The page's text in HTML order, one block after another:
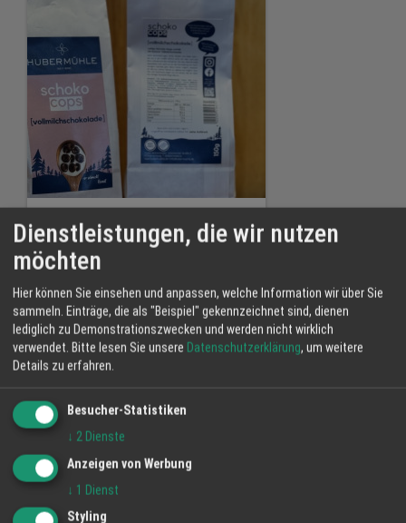
Schoko Cops. Mild und vollmundig.
Dienstleistungen, die wir nutzen
möchten
Hier können Sie einsehen und anpassen, welche Information wir über Sie
sammeln. Einträge, die als "Beispiel" gekennzeichnet sind, dienen
lediglich zu Demonstrationszwecken und werden nicht wirklich
verwendet. Bitte lesen Sie unsere Datenschutzerklärung, um weitere
Details zu erfahren.
Besucher-Statistiken
↓ 2 Dienste
Anzeigen von Werbung
↓ 1 Dienst
Styling